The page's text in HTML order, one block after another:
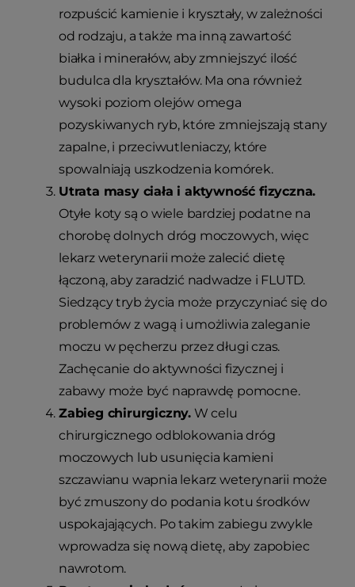
rozpuścić kamienie i kryształy, w zależności
od rodzaju, a także ma inną zawartość
białka i minerałów, aby zmniejszyć ilość
budulca dla kryształów. Ma ona również
wysoki poziom olejów omega
pozyskiwanych ryb, które zmniejszają stany
zapalne, i przeciwutleniaczy, które
spowalniają uszkodzenia komórek.
Utrata masy ciała i aktywność fizyczna.
Otyłe koty są o wiele bardziej podatne na
chorobę dolnych dróg moczowych, więc
lekarz weterynarii może zalecić dietę
łączoną, aby zaradzić nadwadze i FLUTD.
Siedzący tryb życia może przyczyniać się do
problemów z wagą i umożliwia zaleganie
moczu w pęcherzu przez długi czas.
Zachęcanie do aktywności fizycznej i
zabawy może być naprawdę pomocne.
Zabieg chirurgiczny. W celu
chirurgicznego odblokowania dróg
moczowych lub usunięcia kamieni
szczawianu wapnia lekarz weterynarii może
być zmuszony do podania kotu środków
uspokajających. Po takim zabiegu zwykle
wprowadza się nową dietę, aby zapobiec
nawrotom.